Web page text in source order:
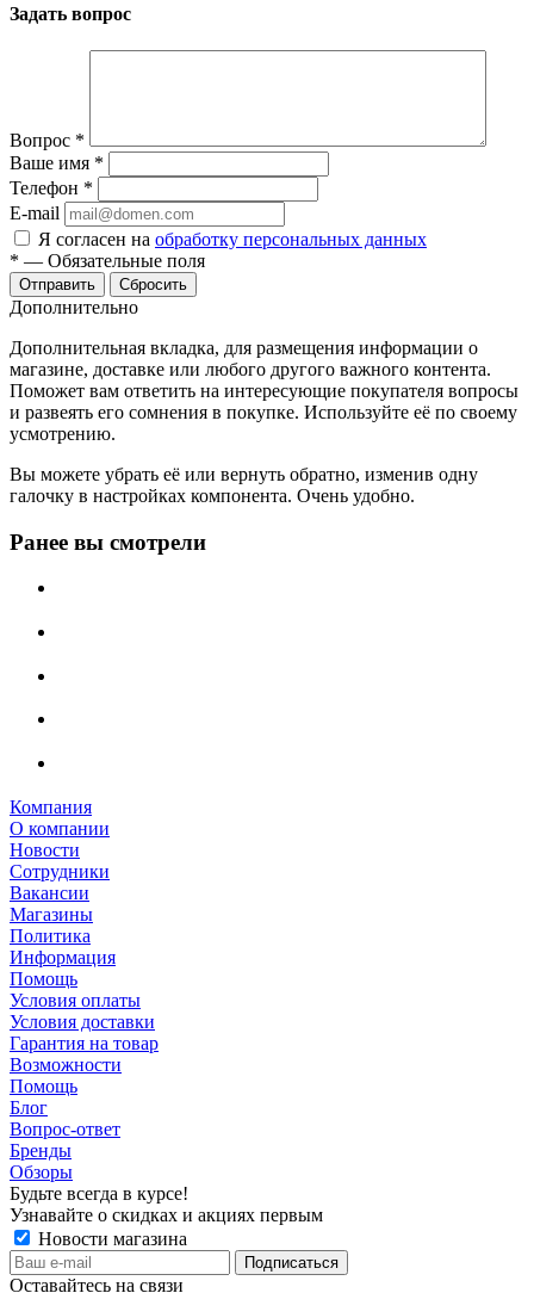
Задать вопрос
Вопрос *
Ваше имя *
Телефон *
E-mail
Я согласен на обработку персональных данных
* — Обязательные поля
Отправить Сбросить
Дополнительно
Дополнительная вкладка, для размещения информации о
магазине, доставке или любого другого важного контента.
Поможет вам ответить на интересующие покупателя вопросы
и развеять его сомнения в покупке. Используйте её по своему
усмотрению.
Вы можете убрать её или вернуть обратно, изменив одну
галочку в настройках компонента. Очень удобно.
Ранее вы смотрели
Компания
О компании
Новости
Сотрудники
Вакансии
Магазины
Политика
Информация
Помощь
Условия оплаты
Условия доставки
Гарантия на товар
Возможности
Помощь
Блог
Вопрос-ответ
Бренды
Обзоры
Будьте всегда в курсе!
Узнавайте о скидках и акциях первым
Новости магазина
Оставайтесь на связи